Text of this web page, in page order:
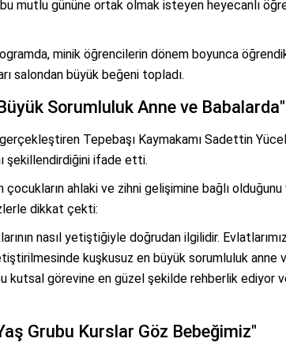
mutlu gününe ortak olmak isteyen heyecanlı
minik öğrencilerin dönem boyunca
salondan büyük beğeni topladı.
Sorumluluk Anne ve Babalarda"
gerçekleştiren Tepebaşı Kaymakamı Sadettin
şekillendirdiğini ifade etti.
ahlaki ve zihni gelişimine bağlı
dikkat çekti:
nasıl yetiştiğiyle doğrudan ilgilidir.
kuşkusuz en büyük sorumluluk anne
kutsal görevine en güzel şekilde rehberlik ediyor
Grubu Kurslar Göz Bebeğimiz"